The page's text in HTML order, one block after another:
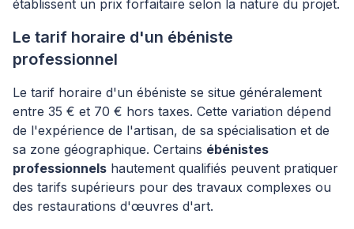
établissent un prix forfaitaire selon la nature du projet.
Le tarif horaire d'un ébéniste
professionnel
Le tarif horaire d'un ébéniste se situe généralement
entre 35 € et 70 € hors taxes. Cette variation dépend
de l'expérience de l'artisan, de sa spécialisation et de
sa zone géographique. Certains ébénistes
professionnels hautement qualifiés peuvent pratiquer
des tarifs supérieurs pour des travaux complexes ou
des restaurations d'œuvres d'art.